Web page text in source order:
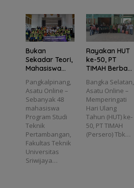
Bukan
Sekadar Teori,
Mahasiswa
Langsung
Proses
Penambangan
Timah di PT
TIMAH
Pangkalpinang,
Asatu Online –
Sebanyak 48
mahasiswa
Program Studi
Teknik
Pertambangan,
Fakultas Teknik
Universitas
Sriwijaya…
Rayakan HUT
ke-50, PT
TIMAH Berbagi
dengan
Ratusan Santri
di Bangka
Selatan
Bangka Selatan,
Asatu Online –
Memperingati
Hari Ulang
Tahun (HUT) ke-
50, PT TIMAH
(Persero) Tbk…